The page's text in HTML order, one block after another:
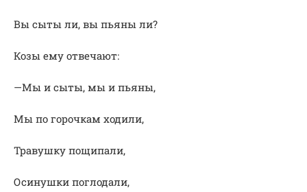
Вы сыты ли, вы пьяны ли?
Козы ему отвечают:
—Мы и сыты, мы и пьяны,
Мы по горочкам ходили,
Травушку пощипали,
Осинушки поглодали,